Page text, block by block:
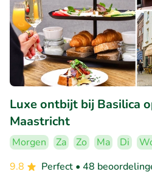
Luxe ontbijt bij Basilica
Maastricht
Morgen Za Zo Ma Di
9.8
Perfect • 48